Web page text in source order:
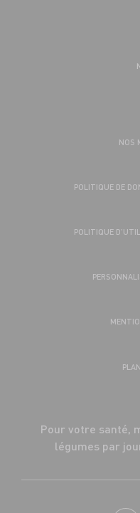
NOS
POLITIQUE DE
POLITIQUE
Pour votre santé,
légumes par